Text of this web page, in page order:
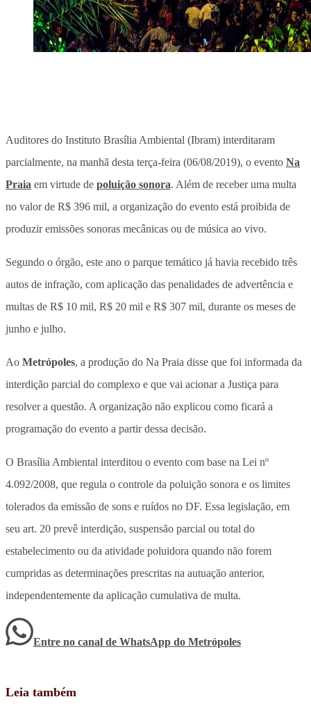
Auditores do Instituto Brasília Ambiental (Ibram) interditaram
parcialmente, na manhã desta terça-feira (06/08/2019), o evento Na
Praia em virtude de poluição sonora. Além de receber uma multa
no valor de R$ 396 mil, a organização do evento está proibida de
produzir emissões sonoras mecânicas ou de música ao vivo.
Segundo o órgão, este ano o parque temático já havia recebido três
autos de infração, com aplicação das penalidades de advertência e
multas de R$ 10 mil, R$ 20 mil e R$ 307 mil, durante os meses de
junho e julho.
Ao Metrópoles, a produção do Na Praia disse que foi informada da
interdição parcial do complexo e que vai acionar a Justiça para
resolver a questão. A organização não explicou como ficará a
programação do evento a partir dessa decisão.
O Brasília Ambiental interditou o evento com base na Lei nº
4.092/2008, que regula o controle da poluição sonora e os limites
tolerados da emissão de sons e ruídos no DF. Essa legislação, em
seu art. 20 prevê interdição, suspensão parcial ou total do
estabelecimento ou da atividade poluidora quando não forem
cumpridas as determinações prescritas na autuação anterior,
independentemente da aplicação cumulativa de multa.
Entre no canal de WhatsApp do Metrópoles
Leia também